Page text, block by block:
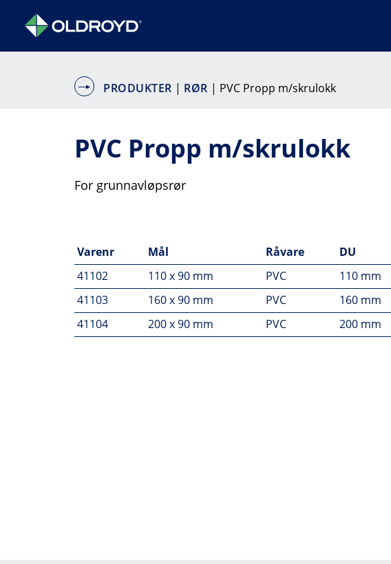
PRODUKTER | RØR | PVC Propp m/skrulokk
PVC Propp m/skrulokk
For grunnavløpsrør
Varenr Mål Råvare DU
41102
110 x 90 mm PVC 110 mm
41103
160 x 90 mm PVC 160 mm
41104
200 x 90 mm PVC 200 mm